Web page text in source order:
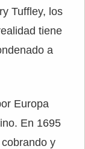
Tuffley, los
tiene
a
Europa
En 1695
y